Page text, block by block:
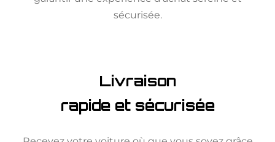
sécurisée.
Livraison
rapide et sécurisée